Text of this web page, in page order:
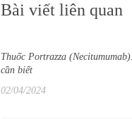
Bài viết liên quan
Thuốc Portrazza
cần biết
02/04/2024